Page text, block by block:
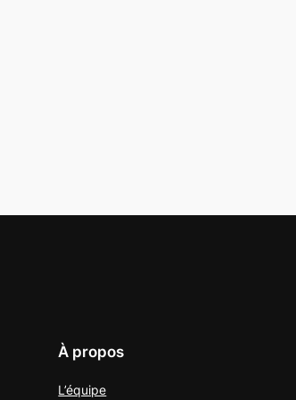
À propos
L’équipe